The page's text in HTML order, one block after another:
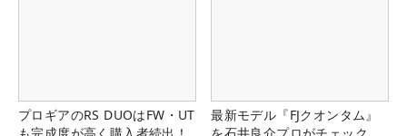
プロギアのRS DUOはFW・UT
最新モデル『FJクオンタム』